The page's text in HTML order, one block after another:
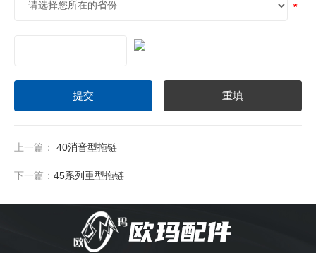
上一篇： 40消音型拖链
下一篇： 45系列重型拖链